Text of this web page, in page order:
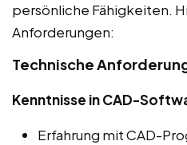
persönliche Fähigkeiten.
Anforderungen:
Technische
Kenntnisse in CAD-
Erfahrung mit CAD-